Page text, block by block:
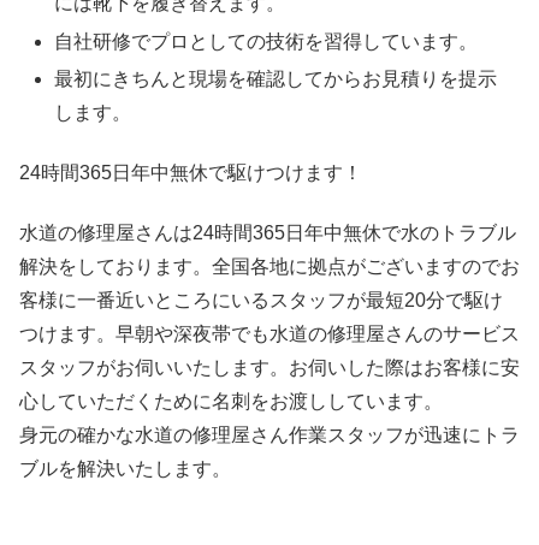
自社研修でプロとしての技術を習得しています。
最初にきちんと現場を確認してからお見積りを提示
します。
24時間365日 年中無休で駆けつけます！
水道の修理屋さんは24時間365日年中無休で水のトラブル
解決をしております。全国各地に拠点がございますのでお
客様に一番近いところにいるスタッフが最短20分で駆け
つけます。早朝や深夜帯でも水道の修理屋さんのサービス
スタッフがお伺いいたします。お伺いした際はお客様に安
心していただくために名刺をお渡ししています。
身元の確かな水道の修理屋さん作業スタッフが迅速にトラ
ブルを解決いたします。